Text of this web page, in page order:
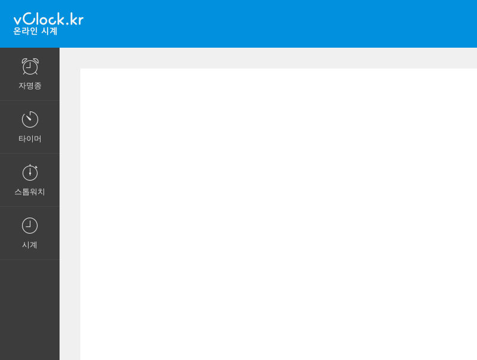
자명종
타이머
스톱워치
시계